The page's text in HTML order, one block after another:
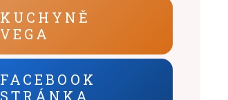
KUCHYNĚ
VEGA
FACEBOOK
STRÁNKA